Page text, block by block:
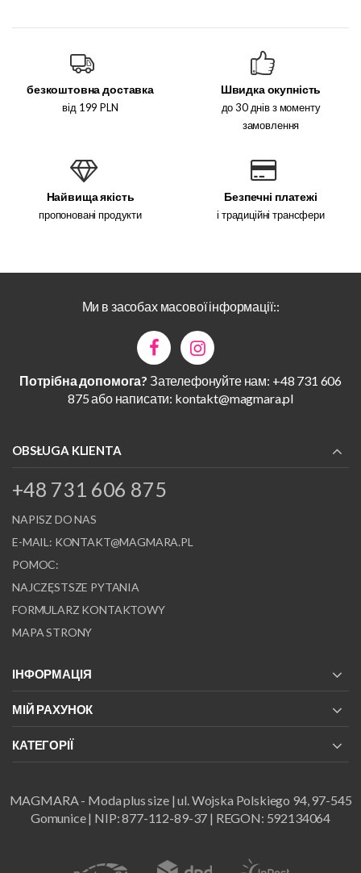
безкоштовна доставка
від 199 PLN
Швидка окупність
до 30 днів з моменту
замовлення
Найвища якість
пропоновані продукти
Безпечні платежі
і традиційні трансфери
Ми в засобах масової інформації::
Потрібна допомога? Зателефонуйте нам: +48 731 606
875 або написати: kontakt@magmara.pl
OBSŁUGA KLIENTA
+48 731 606 875
NAPISZ DO NAS
E-MAIL: KONTAKT@MAGMARA.PL
POMOC:
NAJCZĘSTSZE PYTANIA
FORMULARZ KONTAKTOWY
MAPA STRONY
ІНФОРМАЦІЯ
МІЙ РАХУНОК
КАТЕГОРІЇ
MAGMARA - Moda plus size | ul. Wojska Polskiego 94, 97-545
Gomunice | NIP: 877-112-89-37 | REGON: 592134064